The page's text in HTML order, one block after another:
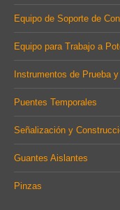
Equipo de Soporte de
Equipo para Trabajo a
Instrumentos de Prueba
Puentes Temporales
Señalización y
Guantes Aislantes
Pinzas